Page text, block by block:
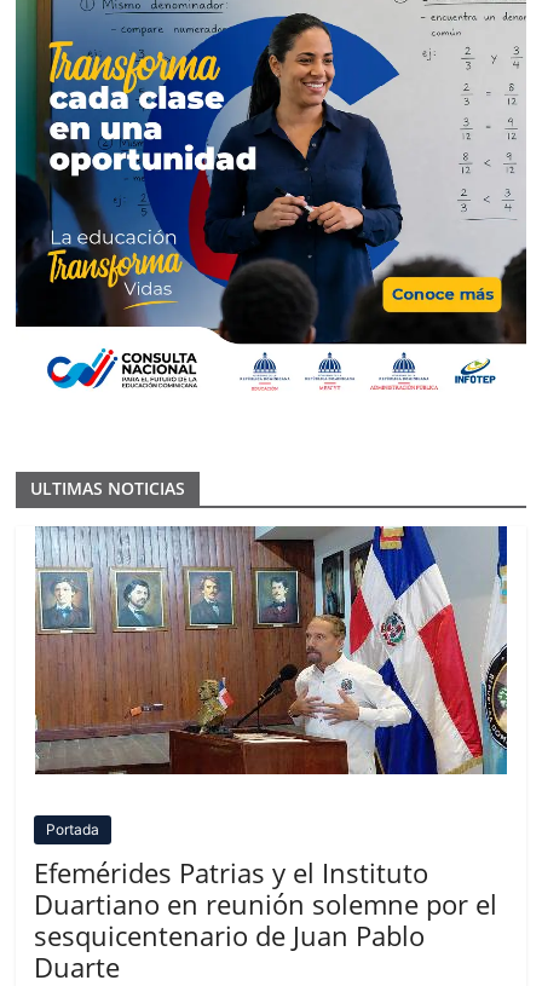
ULTIMAS NOTICIAS
Portada
Efemérides Patrias y el Instituto
Duartiano en reunión solemne por el
sesquicentenario de Juan Pablo
Duarte